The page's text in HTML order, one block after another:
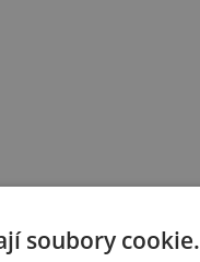
soubory cookie.